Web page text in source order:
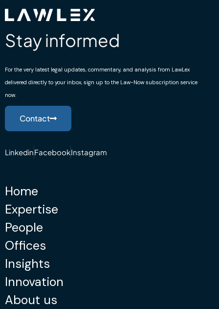
Stay informed
For the very latest legal updates, commentary, and analysis from LawLex
delivered directly to your inbox, sign up to the Law-Now subscription service
now.
Contact
LinkedinFacebookInstagram
Home
Expertise
People
Offices
Insights
Innovation
About us